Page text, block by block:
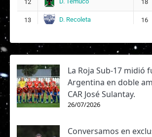
21 L Linneth Raquel Silva Espinoza
12 18
13 D. Recoleta 16
La Roja Sub-17 midió
Argentina en doble
CAR José Sulantay.
26/07/2026
Conversamos en